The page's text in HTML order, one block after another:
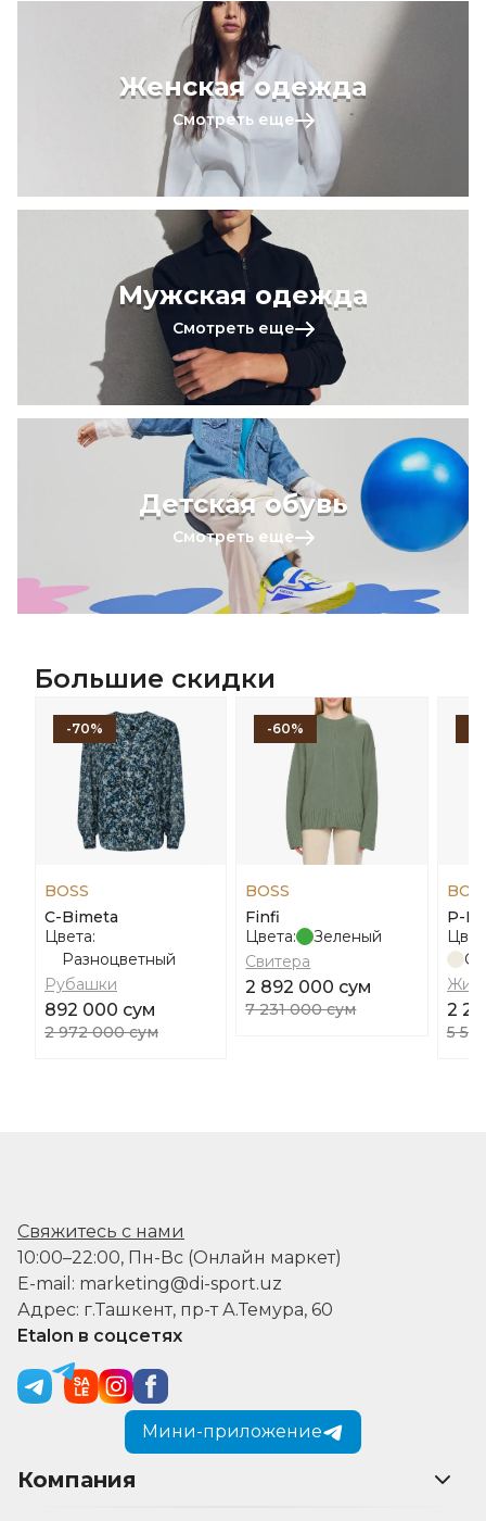
Женская одежда
Смотреть еще
Мужская одежда
Смотреть еще
Детская обувь
Смотреть еще
Большие скидки
-70%
BOSS
C-Bimeta
Цвета:
Разноцветный
Рубашки
892 000 сум
2 972 000 сум
-60%
BOSS
Finfi
Цвета:
Зеленый
Свитера
2 892 000 сум
7 231 000 сум
P-
2
5
Свяжитесь с нами
10:00–22:00, Пн-Вс (Онлайн маркет)
E-mail: marketing@di-sport.uz
Адрес: г.Ташкент, пр-т А.Темура, 60
Etalon в соцсетях
Мини-приложение
Компания